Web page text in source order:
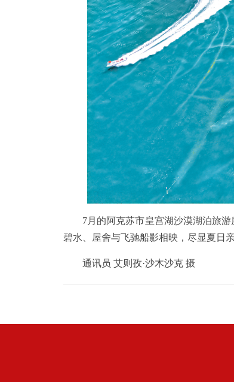
7月的阿克苏市皇宫湖沙漠湖泊旅游
碧水、屋舍与飞驰船影相映，尽显夏日
通讯员 艾则孜·沙木沙克 摄